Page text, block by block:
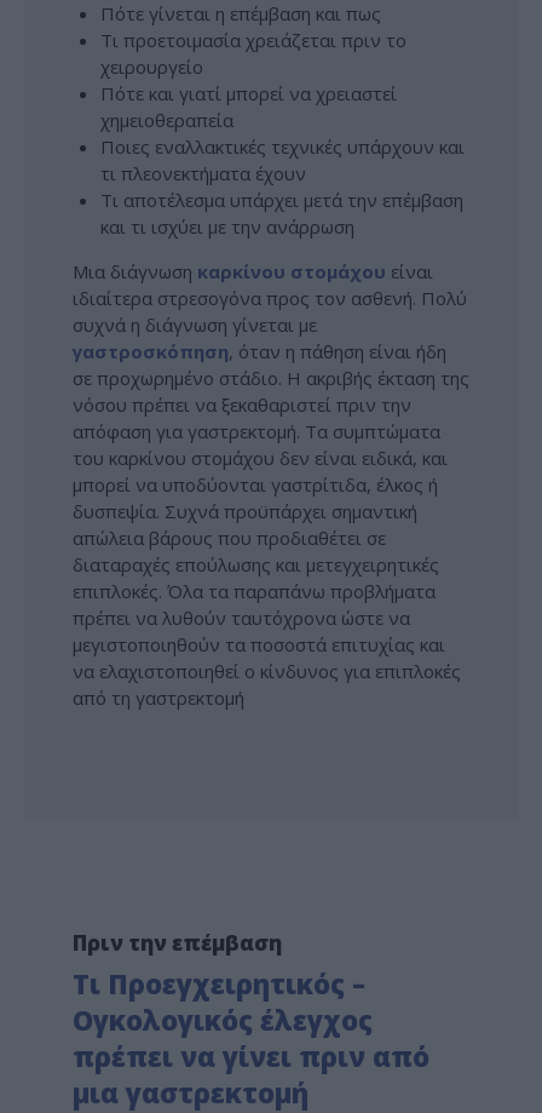
Πότε γίνεται η επέμβαση και πως
Τι προετοιμασία χρειάζεται πριν το
χειρουργείο
Πότε και γιατί μπορεί να χρειαστεί
χημειοθεραπεία
Ποιες εναλλακτικές τεχνικές υπάρχουν και
τι πλεονεκτήματα έχουν
Τι αποτέλεσμα υπάρχει μετά την επέμβαση
και τι ισχύει με την ανάρρωση
Μια διάγνωση καρκίνου στομάχου είναι
ιδιαίτερα στρεσογόνα προς τον ασθενή. Πολύ
συχνά η διάγνωση γίνεται με
γαστροσκόπηση, όταν η πάθηση είναι ήδη
σε προχωρημένο στάδιο. Η ακριβής έκταση της
νόσου πρέπει να ξεκαθαριστεί πριν την
απόφαση για γαστρεκτομή. Τα συμπτώματα
του καρκίνου στομάχου δεν είναι ειδικά, και
μπορεί να υποδύονται γαστρίτιδα, έλκος ή
δυσπεψία. Συχνά προϋπάρχει σημαντική
απώλεια βάρους που προδιαθέτει σε
διαταραχές επούλωσης και μετεγχειρητικές
επιπλοκές. Όλα τα παραπάνω προβλήματα
πρέπει να λυθούν ταυτόχρονα ώστε να
μεγιστοποιηθούν τα ποσοστά επιτυχίας και
να ελαχιστοποιηθεί ο κίνδυνος για επιπλοκές
από τη γαστρεκτομή
Πριν την επέμβαση
Τι Προεγχειρητικός –
Ογκολογικός έλεγχος
πρέπει να γίνει πριν από
μια γαστρεκτομή